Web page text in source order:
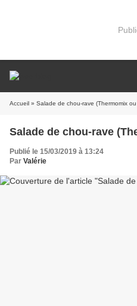
Accueil » Salade de chou-rave (Thermomix
Salade de chou-rave
Publié le 15/03/2019 à 13:24
Par Valérie